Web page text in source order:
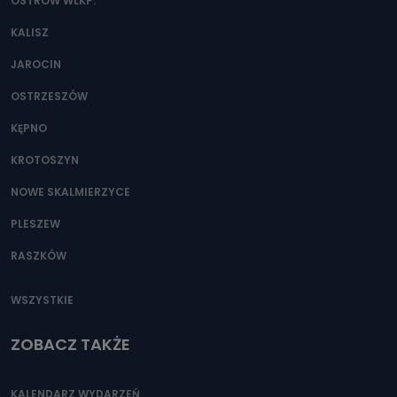
Można to zrobić pod numerem telefonu 62 735-51-05 lub
e-mailowo pod adresem: poczta@tvproart.pl
KALISZ
JAROCIN
OSTRZESZÓW
KĘPNO
KROTOSZYN
NOWE SKALMIERZYCE
PLESZEW
RASZKÓW
WSZYSTKIE
ZOBACZ TAKŻE
KALENDARZ WYDARZEŃ